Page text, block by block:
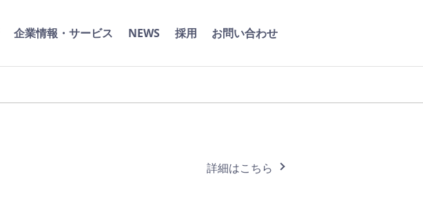
企業情報・サービス NEWS 採用 お問い合わせ
詳細はこちら